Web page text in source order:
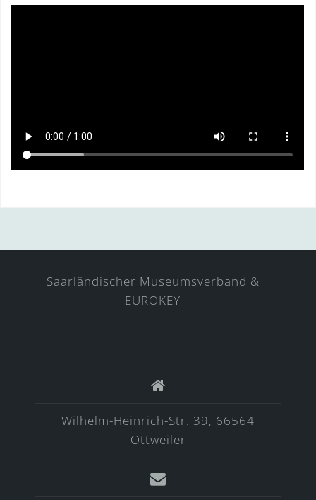
Saarländischer Museumsverband &
EUROKEY
Wilhelm-Heinrich-Str. 39, 66564
Ottweiler